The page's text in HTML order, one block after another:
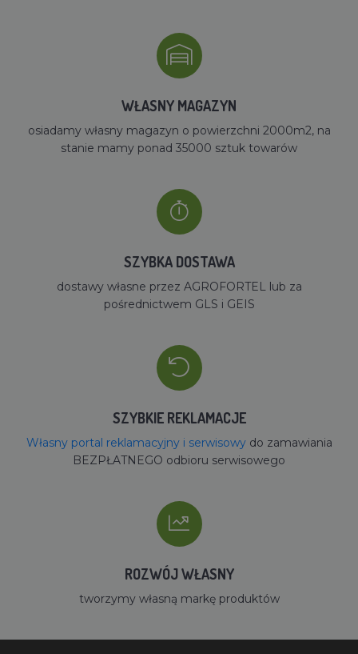
WŁASNY MAGAZYN
osiadamy własny magazyn o powierzchni 2000m2, na
stanie mamy ponad 35000 sztuk towarów
SZYBKA DOSTAWA
dostawy własne przez AGROFORTEL lub za
pośrednictwem GLS i GEIS
SZYBKIE REKLAMACJE
Własny portal reklamacyjny i serwisowydo zamawiania
BEZPŁATNEGO odbioru serwisowego
ROZWÓJ WŁASNY
tworzymy własną markę produktów